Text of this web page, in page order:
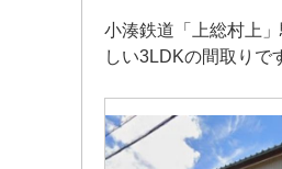
小湊鉄道「上総村上
しい3LDKの間取りで